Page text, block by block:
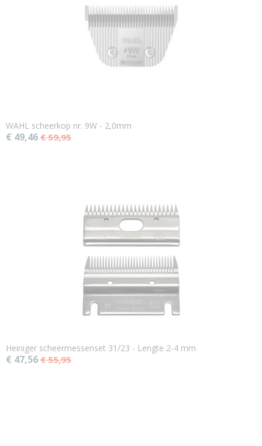
WAHL scheerkop nr. 9W - 2,0mm
€ 49,46 € 59,95
Heiniger scheermessenset 31/23 - Lengte 2-4 mm
€ 47,56 € 55,95